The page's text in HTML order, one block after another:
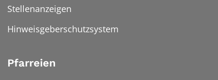
Stellenanzeigen
Hinweisgeberschutzsystem
Pfarreien